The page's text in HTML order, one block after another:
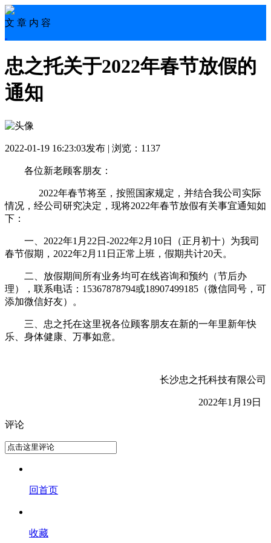
文 章 内 容
忠之托关于2022年春节放假的
通知
2022-01-19 16:23:03发布 | 浏览：1137
各位新老顾客朋友：
2022年春节将至，按照国家规定，并结合我公司实际
情况，经公司研究决定，现将2022年春节放假有关事宜通知如
下：
一、2022年1月22日-2022年2月10日（正月初十）为我司
春节假期，2022年2月11日正常上班，假期共计20天。
二、放假期间所有业务均可在线咨询和预约（节后办
理），联系电话：15367878794或18907499185（微信同号，可
添加微信好友）。
三、忠之托在这里祝各位顾客朋友在新的一年里新年快
乐、身体健康、万事如意。
长沙忠之托科技有限公司
2022年1月19日
评论
回首页
收藏